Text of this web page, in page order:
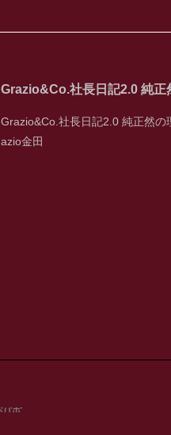
Grazio&Co.社長日記2.0 純正
Grazio&Co.社長日記2.0 純正然の
azio金田